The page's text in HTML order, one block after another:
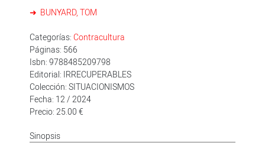
BUNYARD, TOM
Categorías: Contracultura
Páginas: 566
Isbn: 9788485209798
Editorial: IRRECUPERABLES
Colección: SITUACIONISMOS
Fecha: 12 / 2024
Precio: 25.00 €
Sinopsis